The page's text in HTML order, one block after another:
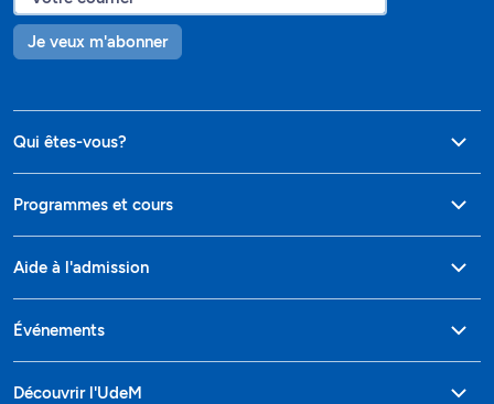
Je veux m'abonner
Qui êtes-vous?
Programmes et cours
Aide à l'admission
Événements
Découvrir l'UdeM